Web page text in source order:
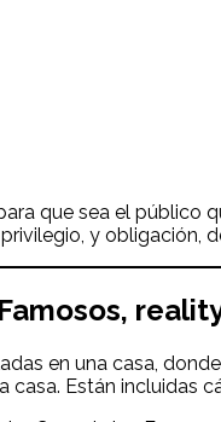
que sea el público
y obligación,
en una casa,
Están incluidas